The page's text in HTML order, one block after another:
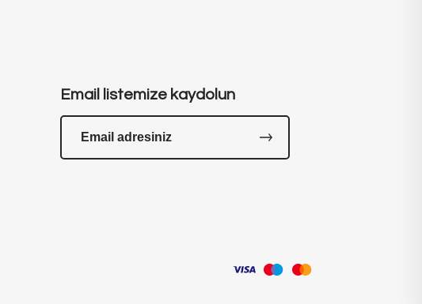
Email listemize kaydolun